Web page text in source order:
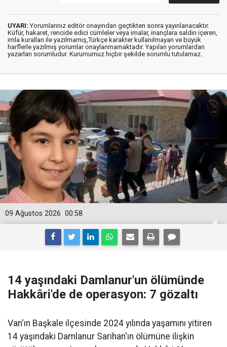
UYARI: Yorumlarınız editör onayından geçtikten sonra yayınlanacaktır.
Küfür, hakaret, rencide edici cümleler veya imalar, inançlara saldırı içeren,
imla kuralları ile yazılmamış,Türkçe karakter kullanılmayan ve büyük
harflerle yazılmış yorumlar onaylanmamaktadır. Yapılan yorumlardan
yazarları sorumludur. Kurumumuz hiçbir şekilde sorumlu tutulamaz.
00:58
09 Ağustos 2026
14 yaşındaki Damlanur'un ölümünde
Hakkâri'de de operasyon: 7 gözaltı
Van'ın Başkale ilçesinde 2024 yılında yaşamını yitiren
14 yaşındaki Damlanur Sarihan'ın ölümüne ilişkin